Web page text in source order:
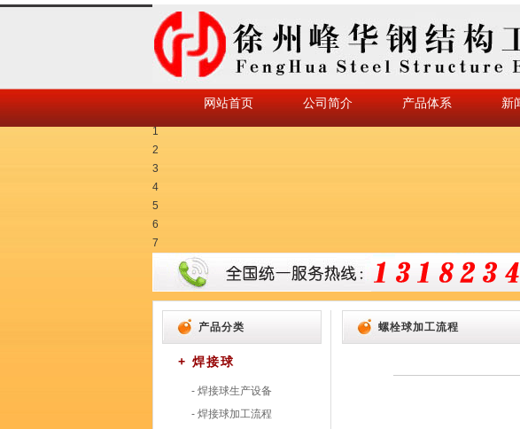
网站首页 公司简介 产品体系 新
1
2
3
4
5
6
7
产品分类
+ 焊接球
- 焊接球生产设备
- 焊接球加工流程
螺栓球加工流程